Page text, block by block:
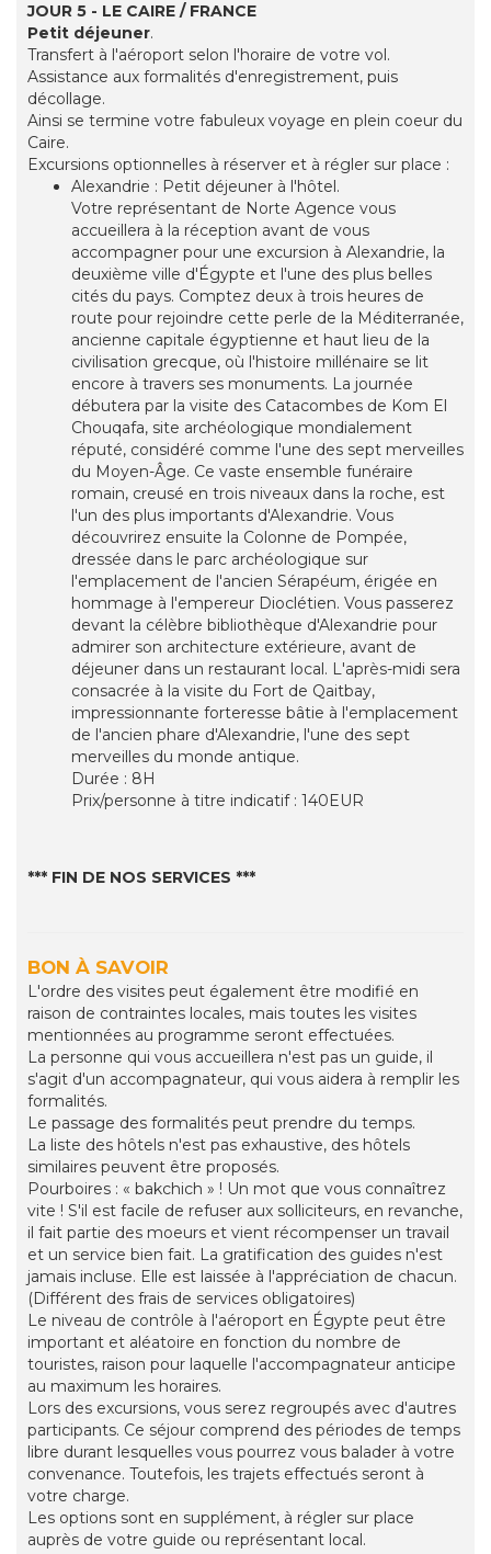
JOUR 5 - LE CAIRE / FRANCE
Petit déjeuner.
Transfert à l'aéroport selon l'horaire de votre vol.
Assistance aux formalités d'enregistrement, puis
décollage.
Ainsi se termine votre fabuleux voyage en plein coeur du
Caire.
Excursions optionnelles à réserver et à régler sur place :
Alexandrie : Petit déjeuner à l'hôtel.
Votre représentant de Norte Agence vous
accueillera à la réception avant de vous
accompagner pour une excursion à Alexandrie, la
deuxième ville d'Égypte et l'une des plus belles
cités du pays. Comptez deux à trois heures de
route pour rejoindre cette perle de la Méditerranée,
ancienne capitale égyptienne et haut lieu de la
civilisation grecque, où l'histoire millénaire se lit
encore à travers ses monuments. La journée
débutera par la visite des Catacombes de Kom El
Chouqafa, site archéologique mondialement
réputé, considéré comme l'une des sept merveilles
du Moyen-Âge. Ce vaste ensemble funéraire
romain, creusé en trois niveaux dans la roche, est
l'un des plus importants d'Alexandrie. Vous
découvrirez ensuite la Colonne de Pompée,
dressée dans le parc archéologique sur
l'emplacement de l'ancien Sérapéum, érigée en
hommage à l'empereur Dioclétien. Vous passerez
devant la célèbre bibliothèque d'Alexandrie pour
admirer son architecture extérieure, avant de
déjeuner dans un restaurant local. L'après-midi sera
consacrée à la visite du Fort de Qaitbay,
impressionnante forteresse bâtie à l'emplacement
de l'ancien phare d'Alexandrie, l'une des sept
merveilles du monde antique.
Durée : 8H
Prix/personne à titre indicatif : 140EUR
*** FIN DE NOS SERVICES ***
BON À SAVOIR
L'ordre des visites peut également être modifié en
raison de contraintes locales, mais toutes les visites
mentionnées au programme seront effectuées.
La personne qui vous accueillera n'est pas un guide, il
s'agit d'un accompagnateur, qui vous aidera à remplir les
formalités.
Le passage des formalités peut prendre du temps.
La liste des hôtels n'est pas exhaustive, des hôtels
similaires peuvent être proposés.
Pourboires : « bakchich » ! Un mot que vous connaîtrez
vite ! S'il est facile de refuser aux solliciteurs, en revanche,
il fait partie des moeurs et vient récompenser un travail
et un service bien fait. La gratification des guides n'est
jamais incluse. Elle est laissée à l'appréciation de chacun.
(Différent des frais de services obligatoires)
Le niveau de contrôle à l'aéroport en Égypte peut être
important et aléatoire en fonction du nombre de
touristes, raison pour laquelle l'accompagnateur anticipe
au maximum les horaires.
Lors des excursions, vous serez regroupés avec d'autres
participants. Ce séjour comprend des périodes de temps
libre durant lesquelles vous pourrez vous balader à votre
convenance. Toutefois, les trajets effectués seront à
votre charge.
Les options sont en supplément, à régler sur place
auprès de votre guide ou représentant local.